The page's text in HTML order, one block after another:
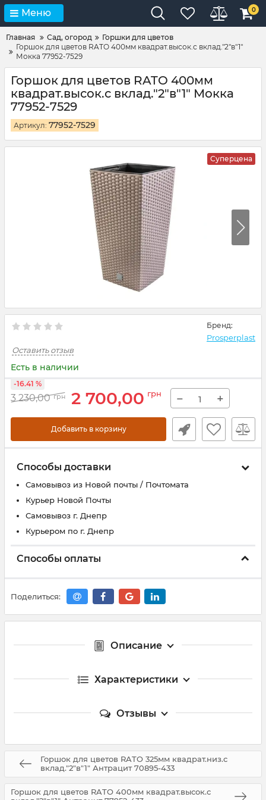
Меню 0
Главная Сад, огород
Горшки для цветов
Горшок для цветов RATO 400мм квадрат.высок.с вклад."2"в"1"
Мокка 77952-7529
Горшок для цветов RATO 400мм
квадрат.высок.с вклад."2"в"1" Мокка
77952-7529
Артикул: 77952-7529
Суперцена
Бренд:
Prosperplast
Оставить отзыв
Есть в наличии
3 230,00 грн 2 700,00 грн
-16.41 %
− +
Добавить в корзину
Способы доставки
Самовывоз из Новой почты / Почтомата
Курьер Новой Почты
Самовывоз г. Днепр
Курьером по г. Днепр
Способы оплаты
Поделиться:
Описание
Характеристики
Отзывы
Горшок для цветов RATO 325мм квадрат.низ.с
вклад."2"в"1" Антрацит 70895-433
Горшок для цветов RATO 400мм квадрат.высок.с